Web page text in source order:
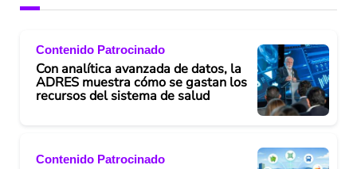
Contenido Patrocinado
Con analítica avanzada de datos, la
ADRES muestra cómo se gastan los
recursos del sistema de salud
Contenido Patrocinado